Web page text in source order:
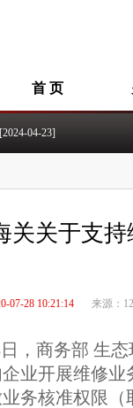
首 页
[2026-04-21]
[2024-09-23]
知[2024-09-14]
关关于支
07-28 10:21:14 来源：
，商务部 生
业开展维修
务核准权限